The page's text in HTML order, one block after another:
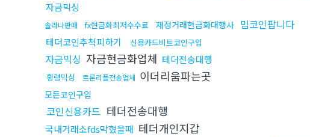
자금믹싱
솔라나판매 fx현금화최저수수료 재정거래현금화대행사 밈코인팝니다
테더코인추척피하기 신용카드비트코인구입
자금믹싱 자금현금화업체 테더전송대행
횡령믹싱 트론리플전송업체 이더리움파는곳
모든코인구입
코인신용카드 테더전송대행
국내거래소fds막혔을때 테더개인지갑